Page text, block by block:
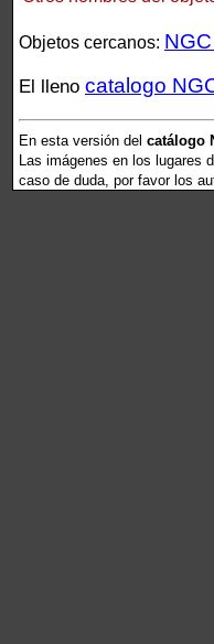
Objetos cercanos:
El lleno catalogo
En esta versión del catálogo
Las imágenes en los
caso de duda, por favor los